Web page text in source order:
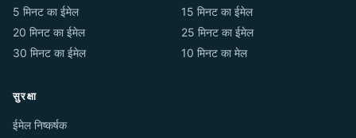
5 मिनट का ईमेल
15 मिनट का ईमेल
20 मिनट का ईमेल
25 मिनट का ईमेल
30 मिनट का ईमेल
10 मिनट का मेल
सुरक्षा
ईमेल निष्कर्षक